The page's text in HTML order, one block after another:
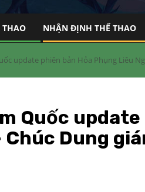
THAO NHẬN ĐỊNH THỂ THAO
update phiên bản Hỏa Phụng Liêu
Quốc
Chúc Dung